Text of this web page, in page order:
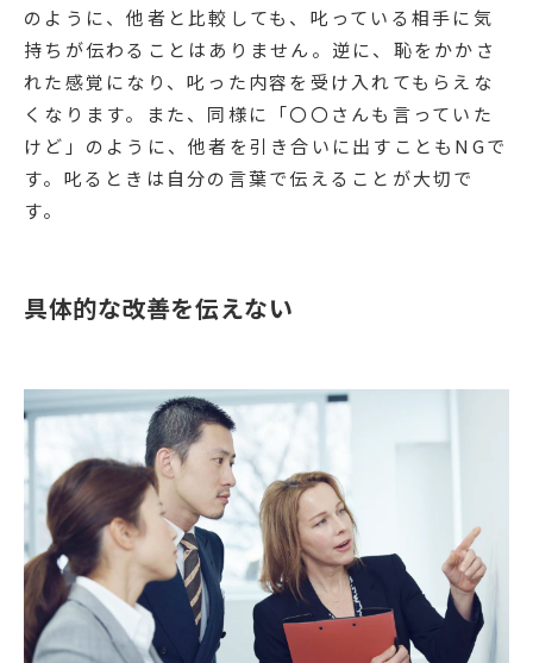
のように、他者と比較しても、叱っている相手に気
持ちが伝わることはありません。逆に、恥をかかさ
れた感覚になり、叱った内容を受け入れてもらえな
くなります。また、同様に「〇〇さんも言っていた
けど」のように、他者を引き合いに出すこともNGで
す。叱るときは自分の言葉で伝えることが大切で
す。
具体的な改善を伝えない